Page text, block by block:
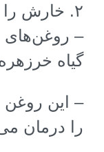
۲. خارش را
– روغن‌های
گیاه
– این
را درمان